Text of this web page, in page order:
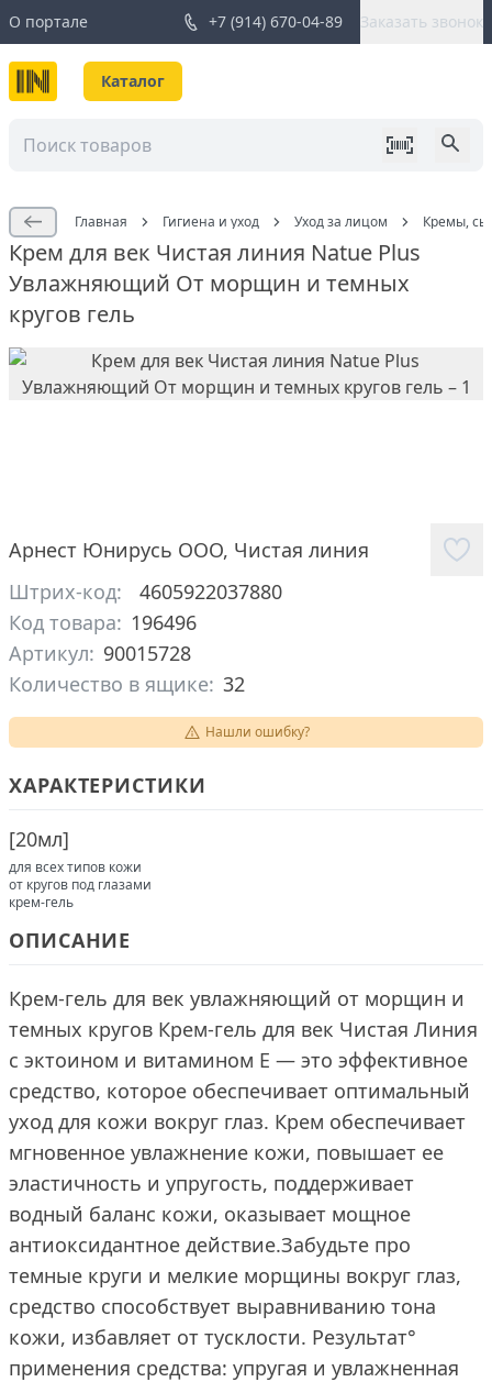
О портале +7 (914) 670-04-89 Заказать звонок
Каталог
Главная Гигиена и уход Уход за лицом Кремы,
Крем для век Чистая линия Natue Plus
Увлажняющий От морщин и темных
кругов гель
Арнест Юнирусь ООО, Чистая линия
Штрих-код:
4605922037880
Код товара: 196496
Артикул: 90015728
Количество в ящике: 32
Нашли ошибку?
ХАРАКТЕРИСТИКИ
[20мл]
для всех типов кожи
от кругов под глазами
крем-гель
ОПИСАНИЕ
Крем-гель для век увлажняющий от морщин и
темных кругов Крем-гель для век Чистая Линия
с эктоином и витамином Е — это эффективное
средство, которое обеспечивает оптимальный
уход для кожи вокруг глаз. Крем обеспечивает
мгновенное увлажнение кожи, повышает ее
эластичность и упругость, поддерживает
водный баланс кожи, оказывает мощное
антиоксидантное действие.Забудьте про
темные круги и мелкие морщины вокруг глаз,
средство способствует выравниванию тона
кожи, избавляет от тусклости. Результат°
применения средства: упругая и увлажненная